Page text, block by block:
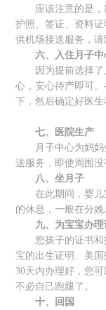
应该注意的是
护照、签证、资料
供机场接送服务，请
六、入住月子
因为提前选择
心，安心待产即可
下，然后确定好医生
七、医院生产
月子中心为妈
送服务，即使周围没
八、坐月子
在此期间，婴
的休息，一般在分娩
九、为宝宝办理
您孩子的证书
宝的出生证明、美
30天内办理好，您
不必自己跑腿了。
十、回国